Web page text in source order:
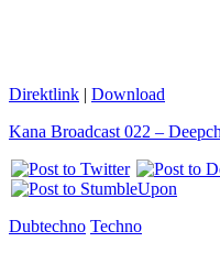
Direktlink | Download
Kana Broadcast 022 –
Dubtechno Techno